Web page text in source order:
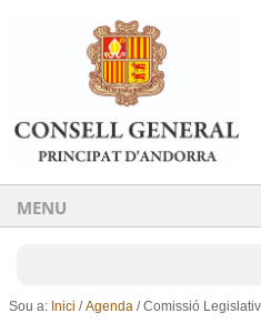
Ves al contingut.
Salta a la navegació
MENU
Sou a: Inici /Agenda /Comissió